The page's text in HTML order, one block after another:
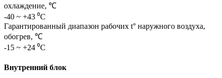
охлаждение, ℃
-40 ~ +43 ⁰С
Гарантированный диапазон рабочих t° наружного воздуха,
обогрев, ℃
-15 ~ +24 ⁰С
Внутренний блок